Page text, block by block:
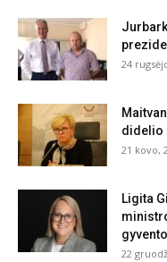
24
didelio
21 kovo,
Ligita
22